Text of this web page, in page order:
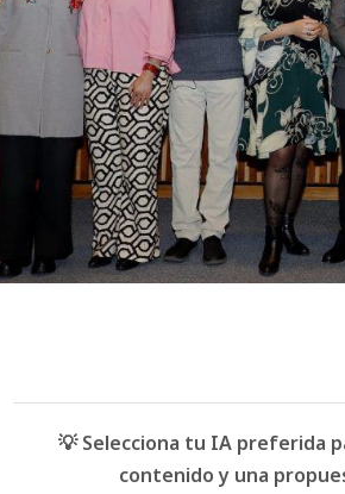
💡 Selecciona tu IA preferida
contenido y una